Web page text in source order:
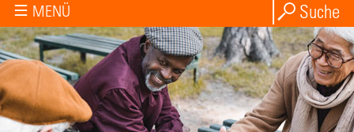
MENÜ Suche